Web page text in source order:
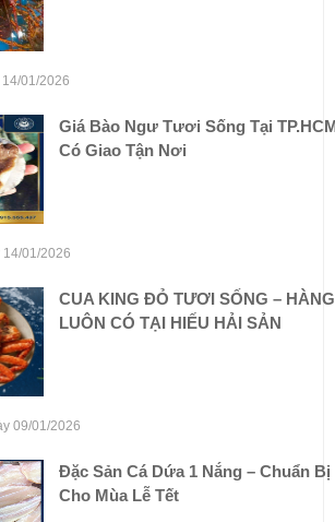
01/2026
Giá Bào Ngư Tươi Sống Tại
Có Giao Tận Nơi
01/2026
CUA KING ĐỎ TƯƠI SỐNG – HÀNG
LUÔN CÓ TẠI HIẾU HẢI SẢN
09/01/2026
Đặc Sản Cá Dứa 1 Nắng – Chuẩn Bị
Cho Mùa Lễ Tết